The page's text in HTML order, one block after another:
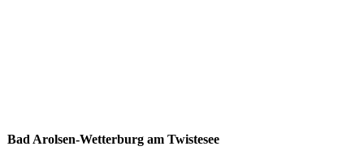
Bad Arolsen-Wetterburg am Twistesee